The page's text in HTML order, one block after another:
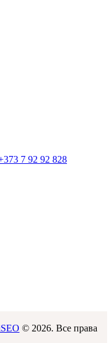
7 92 92 828
© 2026. Все права